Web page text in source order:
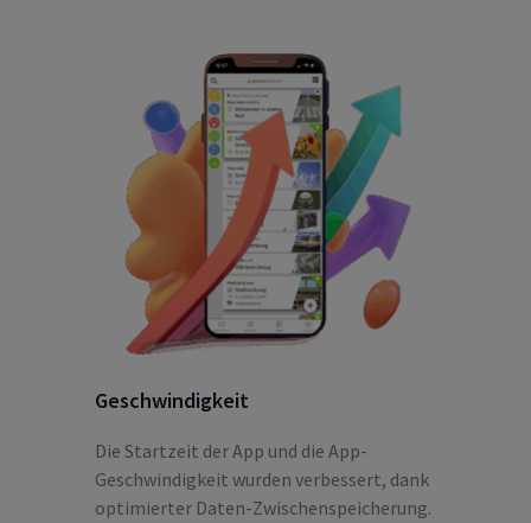
Geschwindigkeit
Die Startzeit der App und die App-
Geschwindigkeit wurden verbessert, dank
optimierter Daten-Zwischenspeicherung.